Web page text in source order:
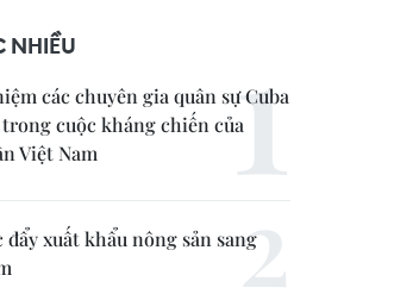
NHIỀU
các chuyên gia quân sự Cuba
cuộc kháng chiến của
Việt Nam
đẩy xuất khẩu nông sản sang